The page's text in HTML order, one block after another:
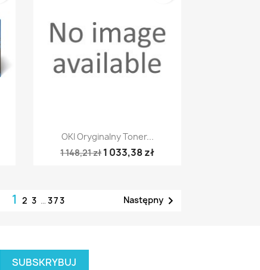
Szybki podgląd
OKI Oryginalny Toner...
1 148,21 zł1 033,38 zł
123 … 373 Następny